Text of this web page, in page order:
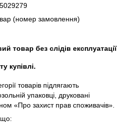
(номер замовлення)
товар без слідів експлуатації
купівлі.
товарів підлягають
упаковці, друковані
«Про захист прав споживачів».